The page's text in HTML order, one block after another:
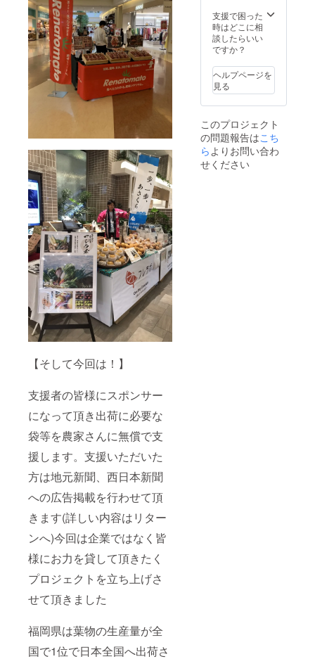
【そして今回は！】
支援者の皆様にスポンサー
になって頂き出荷に必要な
袋等を農家さんに無償で支
援します。支援いただいた
方は地元新聞、西日本新聞
への広告掲載を行わせて頂
きます(詳しい内容はリター
ンへ)今回は企業ではなく皆
様にお力を貸して頂きたく
プロジェクトを立ち上げさ
せて頂きました
福岡県は葉物の生産量が全
国で1位で日本全国へ出荷さ
支援で困った
時はどこに相
談したらいい
ですか？
ヘルプページを
見る
このプロジェクト
の問題報告はこち
らよりお問い合わ
せください